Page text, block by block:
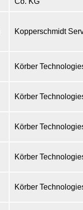
Kopperschmidt
Körber
Körber
Körber
Körber
Körber